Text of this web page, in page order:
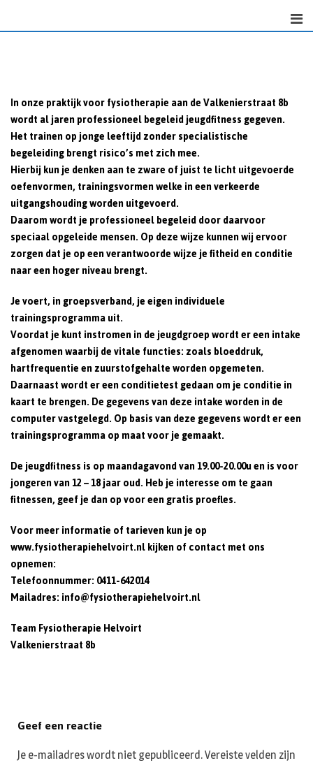
In onze praktijk voor fysiotherapie aan de Valkenierstraat 8b
wordt al jaren professioneel begeleid jeugdfitness gegeven.
Het trainen op jonge leeftijd zonder specialistische
begeleiding brengt risico’s met zich mee.
Hierbij kun je denken aan te zware of juist te licht uitgevoerde
oefenvormen, trainingsvormen welke in een verkeerde
uitgangshouding worden uitgevoerd.
Daarom wordt je professioneel begeleid door daarvoor
speciaal opgeleide mensen. Op deze wijze kunnen wij ervoor
zorgen dat je op een verantwoorde wijze je fitheid en conditie
naar een hoger niveau brengt.
Je voert, in groepsverband, je eigen individuele
trainingsprogramma uit.
Voordat je kunt instromen in de jeugdgroep wordt er een intake
afgenomen waarbij de vitale functies: zoals bloeddruk,
hartfrequentie en zuurstofgehalte worden opgemeten.
Daarnaast wordt er een conditietest gedaan om je conditie in
kaart te brengen. De gegevens van deze intake worden in de
computer vastgelegd. Op basis van deze gegevens wordt er een
trainingsprogramma op maat voor je gemaakt.
De jeugdfitness is op maandagavond van 19.00-20.00u en is voor
jongeren van 12 – 18 jaar oud. Heb je interesse om te gaan
fitnessen, geef je dan op voor een gratis proefles.
Voor meer informatie of tarieven kun je op
www.fysiotherapiehelvoirt.nlkijken of contact met ons
opnemen:
Telefoonnummer:0411-642014
Mailadres:info@fysiotherapiehelvoirt.nl
Team Fysiotherapie Helvoirt
Valkenierstraat 8b
Geef een reactie
Je e-mailadres wordt niet gepubliceerd.Vereiste velden zijn